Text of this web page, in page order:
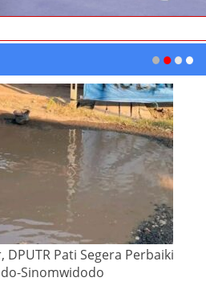
Pati Segera Perbaiki
Sinomwidodo